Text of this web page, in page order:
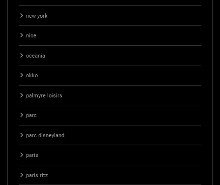
new york
nice
oceania
okko
palmyre loisirs
parc
parc disneyland
paris
paris ritz